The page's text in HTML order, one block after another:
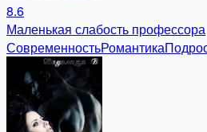
8.6
Маленькая слабость профессора
СовременностьРомантика